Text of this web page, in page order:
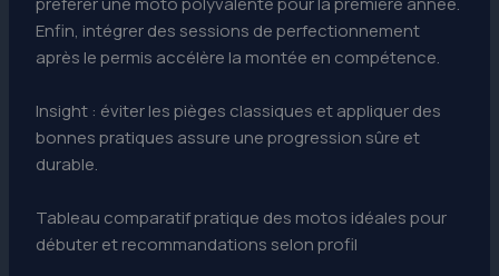
Enfin, intégrer des sessions de perfectionnement
après le permis accélère la montée en compétence.
Insight : éviter les pièges classiques et appliquer des
bonnes pratiques assure une progression sûre et
durable.
Tableau comparatif pratique des motos idéales pour
débuter et recommandations selon profil